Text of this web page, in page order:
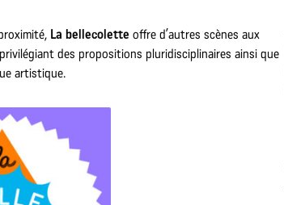
La bellecolette offre d’autres scènes aux
des propositions pluridisciplinaires ainsi que
artistique.